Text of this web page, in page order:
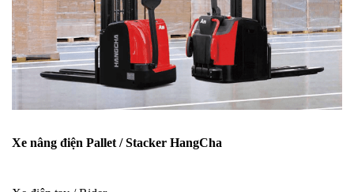
Xe nâng điện Pallet / Stacker HangCha